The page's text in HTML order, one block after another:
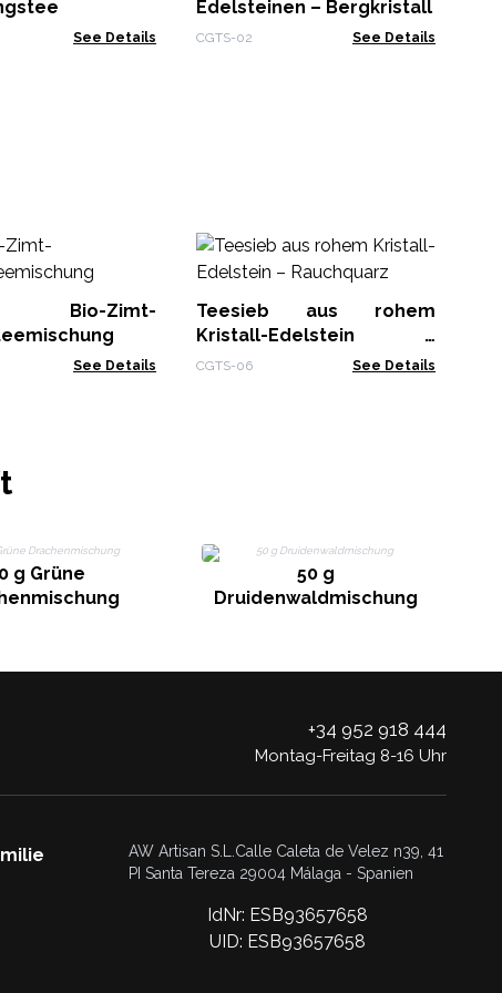
See Details
Edelsteinen – Bergkristall
CGTS-02 See Details
Zimt-
See Details
Teesieb aus rohem
Kristall-Edelstein –
Rauchquarz
CGTS-06 See Details
g Grüne
50 g
Druidenwaldmischung
+34 952 918 444
Montag-Freitag 8-16 Uhr
AW Artisan S.L.Calle Caleta de Velez n39, 41
PI Santa Tereza 29004 Málaga - Spanien
IdNr: ESB93657658
UID: ESB93657658